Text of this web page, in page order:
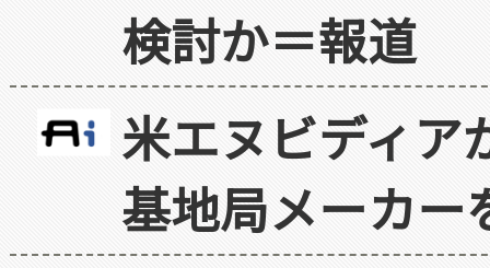
検討か＝報道
米エヌビディア
基地局メーカー